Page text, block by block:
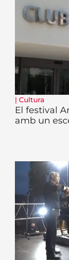
| Cultura
El festival
amb un